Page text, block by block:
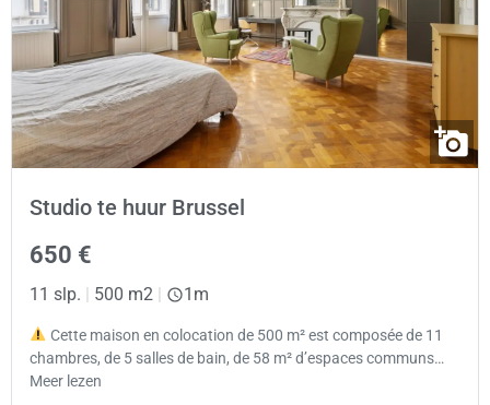
Studio te huur Brussel
650 €
11 slp. 500 m2 1m
Cette maison en colocation de 500 m² est composée de 11
chambres, de 5 salles de bain, de 58 m² d’espaces communs…
Meer lezen